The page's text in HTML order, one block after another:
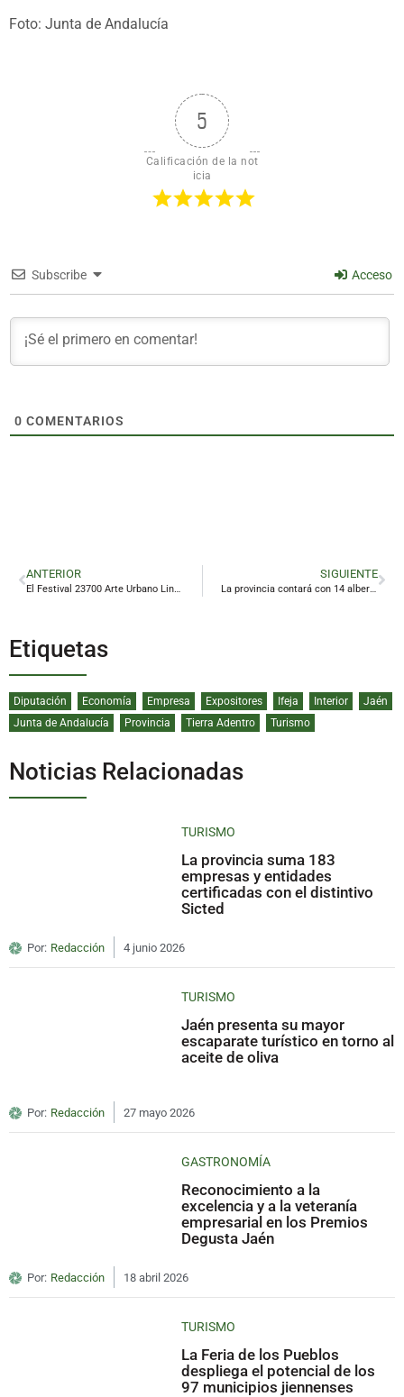
Foto: Junta de Andalucía
5
Calificación de la not
icia
Subscribe Acceso
0 COMENTARIOS
ANTERIOR
El Festival 23700 Arte Urbano Linares se celebrará en noviembre
SIGUIENTE
La provincia contará con 14 albergues y 557 plazas para temporeros en la próxima campaña de aceituna
Etiquetas
Diputación Economía Empresa Expositores Ifeja Interior
Jaén
Junta de Andalucía
Provincia Tierra Adentro Turismo
Noticias Relacionadas
TURISMO
La provincia suma 183
empresas y entidades
certificadas con el distintivo
Sicted
Por: Redacción 4 junio 2026
TURISMO
Jaén presenta su mayor
escaparate turístico en torno al
aceite de oliva
Por: Redacción 27 mayo 2026
GASTRONOMÍA
Reconocimiento a la
excelencia y a la veteranía
empresarial en los Premios
Degusta Jaén
Por: Redacción 18 abril 2026
TURISMO
La Feria de los Pueblos
despliega el potencial de los
97 municipios jiennenses